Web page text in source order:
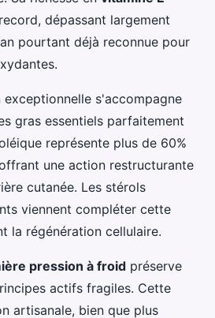
dépassant largement
pourtant déjà reconnue pour
s'accompagne
gras essentiels parfaitement
représente plus de 60%
une action restructurante
cutanée. Les stérols
viennent compléter cette
la régénération cellulaire.
pression à froid préserve
actifs fragiles. Cette
artisanale, bien que plus